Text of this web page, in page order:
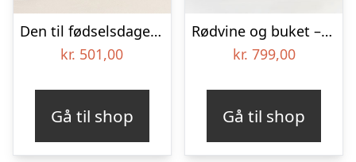
Den til fødselsdagen med Acquesi, Brachetto
kr. 501,00
Gå til shop
Rødvine og buket – Send blomster med Bloomit
kr. 799,00
Gå til shop